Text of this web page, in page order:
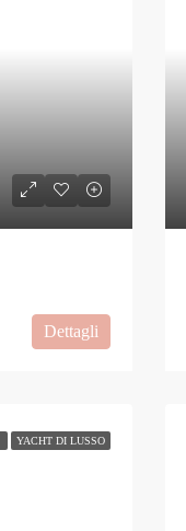
Dettagli
YACHT DI LUSSO